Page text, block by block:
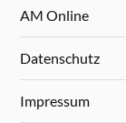
AM Online
Datenschutz
Impressum